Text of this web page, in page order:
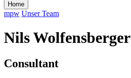
Home
mpw Unser Team
Nils Wolfensberger
Consultant